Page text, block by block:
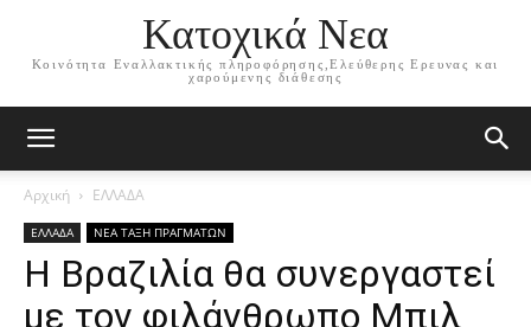
Κατοχικά Νεα
Κοινότητα Εναλλακτικής πληροφόρησης,Ελεύθερης Ερευνας και
χαρούμενης διάθεσης
Αρχική ΕΛΛΑΔΑ
ΕΛΛΑΔΑ ΝΕΑ ΤΑΞΗ ΠΡΑΓΜΑΤΩΝ
Η Βραζιλία θα συνεργαστεί
με τον φιλάνθρωπο Μπιλ